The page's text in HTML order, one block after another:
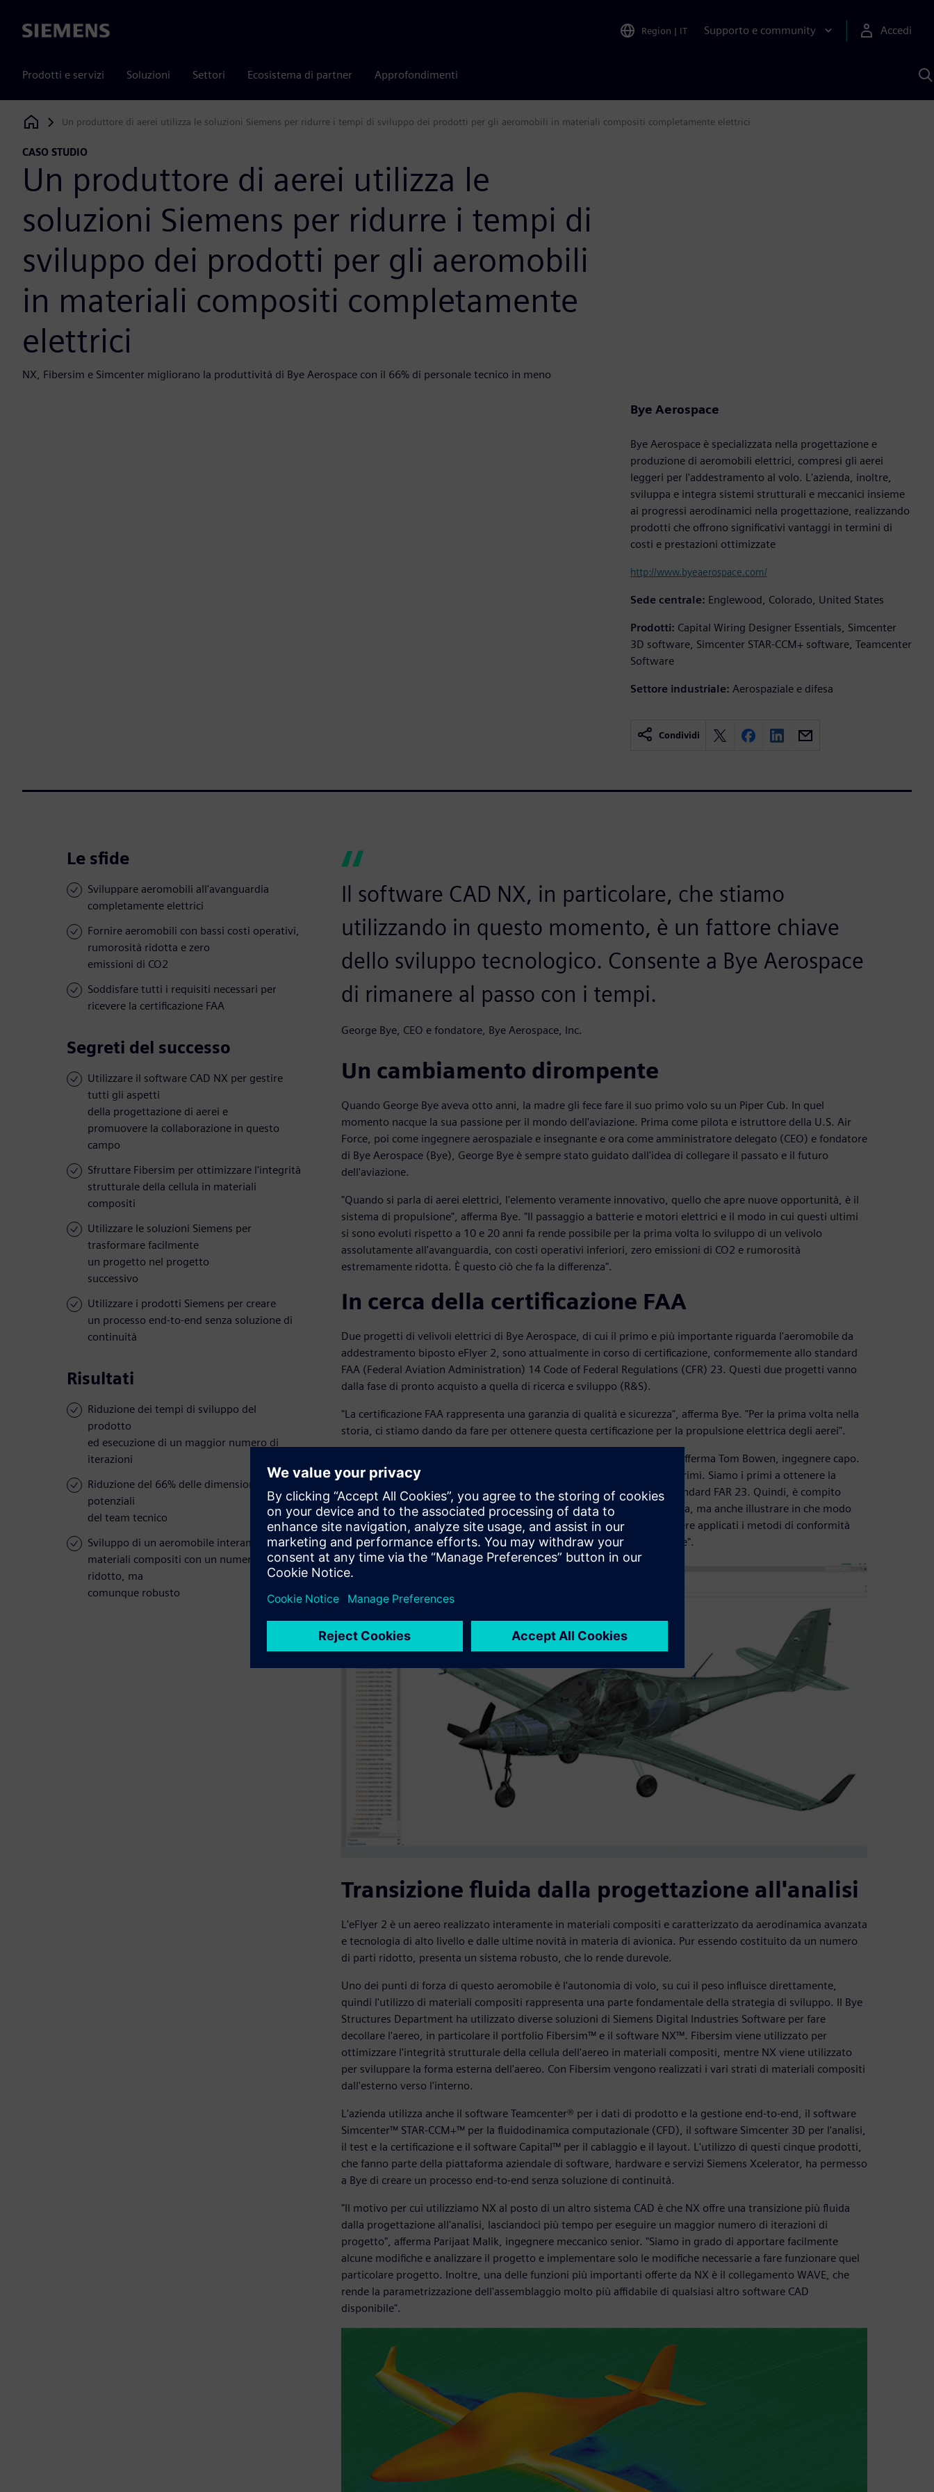
Siemens Region | IT Supporto e community Accedi
Prodotti e servizi Soluzioni Settori Ecosistema di partner Approfondimenti
Siemens Digital Industries Software
Un produttore di aerei utilizza le soluzioni Siemens per ridurre i tempi di sviluppo dei prodotti per gli aeromobili in materiali compositi completamente elettrici
CASO STUDIO
Un produttore di aerei utilizza le
soluzioni Siemens per ridurre i tempi di
sviluppo dei prodotti per gli aeromobili
in materiali compositi completamente
elettrici
NX, Fibersim e Simcenter migliorano la produttività di Bye Aerospace con il 66% di personale tecnico in meno
Bye Aerospace
Bye Aerospace è specializzata nella progettazione e
produzione di aeromobili elettrici, compresi gli aerei
leggeri per l'addestramento al volo. L'azienda, inoltre,
sviluppa e integra sistemi strutturali e meccanici insieme
ai progressi aerodinamici nella progettazione, realizzando
prodotti che offrono significativi vantaggi in termini di
costi e prestazioni ottimizzate
http://www.byeaerospace.com/
Sede centrale: Englewood, Colorado, United States
Prodotti: Capital Wiring Designer Essentials, Simcenter
3D software, Simcenter STAR-CCM+ software, Teamcenter
Software
Settore industriale: Aerospaziale e difesa
Condividi
Le sfide
Sviluppare aeromobili all'avanguardia
completamente elettrici
Fornire aeromobili con bassi costi operativi,
rumorosità ridotta e zero
emissioni di CO2
Soddisfare tutti i requisiti necessari per
ricevere la certificazione FAA
Segreti del successo
Utilizzare il software CAD NX per gestire
tutti gli aspetti
della progettazione di aerei e
promuovere la collaborazione in questo
campo
Sfruttare Fibersim per ottimizzare l'integrità
strutturale della cellula in materiali
compositi
Utilizzare le soluzioni Siemens per
trasformare facilmente
un progetto nel progetto
successivo
Utilizzare i prodotti Siemens per creare
un processo end-to-end senza soluzione di
continuità
Risultati
Riduzione dei tempi di sviluppo del
prodotto
ed esecuzione di un maggior numero di
iterazioni
Riduzione del 66% delle dimensioni
potenziali
del team tecnico
Sviluppo di un aeromobile interamente in
materiali compositi con un numero di parti
ridotto, ma
comunque robusto
Il software CAD NX, in particolare, che stiamo
utilizzando in questo momento, è un fattore chiave
dello sviluppo tecnologico. Consente a Bye Aerospace
di rimanere al passo con i tempi.
George Bye, CEO e fondatore, Bye Aerospace, Inc.
Un cambiamento dirompente
Quando George Bye aveva otto anni, la madre gli fece fare il suo primo volo su un Piper Cub. In quel
momento nacque la sua passione per il mondo dell'aviazione. Prima come pilota e istruttore della U.S. Air
Force, poi come ingegnere aerospaziale e insegnante e ora come amministratore delegato (CEO) e fondatore
di Bye Aerospace (Bye), George Bye è sempre stato guidato dall'idea di collegare il passato e il futuro
dell'aviazione.
"Quando si parla di aerei elettrici, l'elemento veramente innovativo, quello che apre nuove opportunità, è il
sistema di propulsione", afferma Bye. "Il passaggio a batterie e motori elettrici e il modo in cui questi ultimi
si sono evoluti rispetto a 10 e 20 anni fa rende possibile per la prima volta lo sviluppo di un velivolo
assolutamente all'avanguardia, con costi operativi inferiori, zero emissioni di CO2 e rumorosità
estremamente ridotta. È questo ciò che fa la differenza".
In cerca della certificazione FAA
Due progetti di velivoli elettrici di Bye Aerospace, di cui il primo e più importante riguarda l'aeromobile da
addestramento biposto eFlyer 2, sono attualmente in corso di certificazione, conformemente allo standard
FAA (Federal Aviation Administration) 14 Code of Federal Regulations (CFR) 23. Questi due progetti vanno
dalla fase di pronto acquisto a quella di ricerca e sviluppo (R&S).
"La certificazione FAA rappresenta una garanzia di qualità e sicurezza", afferma Bye. "Per la prima volta nella
storia, ci stiamo dando da fare per ottenere questa certificazione per la propulsione elettrica degli aerei".
"Oserei dire che siamo all'avanguardia nel campo della certificazione", afferma Tom Bowen, ingegnere capo.
"Abbiamo un rapporto molto collaborativo con la FAA perché siamo i primi. Siamo i primi a ottenere la
certificazione per un aeromobile a propulsione elettrica secondo gli standard FAR 23. Quindi, è compito
nostro non solo spiegare alla FAA come interpretare la nuova tecnologia, ma anche illustrare in che modo
tale tecnologia si rapporta alle regole esistenti e come dovrebbero essere applicati i metodi di conformità
affinché possiamo dimostrare di soddisfare gli standard di certificazione".
Transizione fluida dalla progettazione all'analisi
L'eFlyer 2 è un aereo realizzato interamente in materiali compositi e caratterizzato da aerodinamica avanzata
e tecnologia di alto livello e dalle ultime novità in materia di avionica. Pur essendo costituito da un numero
di parti ridotto, presenta un sistema robusto, che lo rende durevole.
Uno dei punti di forza di questo aeromobile è l'autonomia di volo, su cui il peso influisce direttamente,
quindi l'utilizzo di materiali compositi rappresenta una parte fondamentale della strategia di sviluppo. Il Bye
Structures Department ha utilizzato diverse soluzioni di Siemens Digital Industries Software per fare
decollare l'aereo, in particolare il portfolio Fibersim™ e il software NX™. Fibersim viene utilizzato per
ottimizzare l'integrità strutturale della cellula dell'aereo in materiali compositi, mentre NX viene utilizzato
per sviluppare la forma esterna dell'aereo. Con Fibersim vengono realizzati i vari strati di materiali compositi
dall'esterno verso l'interno.
L'azienda utilizza anche il software Teamcenter® per i dati di prodotto e la gestione end-to-end, il software
Simcenter™ STAR-CCM+™ per la fluidodinamica computazionale (CFD), il software Simcenter 3D per l'analisi,
il test e la certificazione e il software Capital™ per il cablaggio e il layout. L'utilizzo di questi cinque prodotti,
che fanno parte della piattaforma aziendale di software, hardware e servizi Siemens Xcelerator, ha permesso
a Bye di creare un processo end-to-end senza soluzione di continuità.
"Il motivo per cui utilizziamo NX al posto di un altro sistema CAD è che NX offre una transizione più fluida
dalla progettazione all'analisi, lasciandoci più tempo per eseguire un maggior numero di iterazioni di
progetto", afferma Parijaat Malik, ingegnere meccanico senior. "Siamo in grado di apportare facilmente
alcune modifiche e analizzare il progetto e implementare solo le modifiche necessarie a fare funzionare quel
particolare progetto. Inoltre, una delle funzioni più importanti offerte da NX è il collegamento WAVE, che
rende la parametrizzazione dell'assemblaggio molto più affidabile di qualsiasi altro software CAD
disponibile".